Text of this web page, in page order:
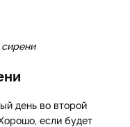
день во второй
если будет